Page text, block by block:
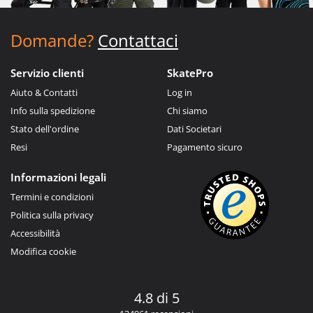
Domande? Contattaci
Servizio clienti
Aiuto & Contatti
Info sulla spedizione
Stato dell'ordine
Resi
SkatePro
Log in
Chi siamo
Dati Societari
Pagamento sicuro
Informazioni legali
Termini e condizioni
Politica sulla privacy
Accessibilità
Modifica cookie
4.8 di 5